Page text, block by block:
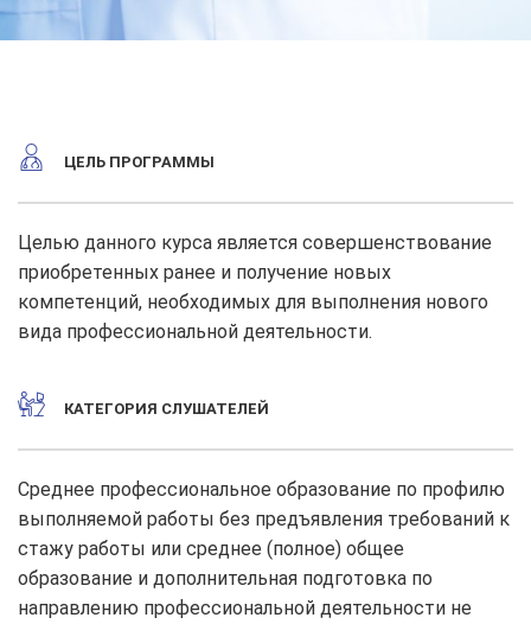
ЦЕЛЬ ПРОГРАММЫ
Целью данного курса является совершенствование
приобретенных ранее и получение новых
компетенций, необходимых для выполнения нового
вида профессиональной деятельности.
КАТЕГОРИЯ СЛУШАТЕЛЕЙ
Среднее профессиональное образование по профилю
выполняемой работы без предъявления требований к
стажу работы или среднее (полное) общее
образование и дополнительная подготовка по
направлению профессиональной деятельности не